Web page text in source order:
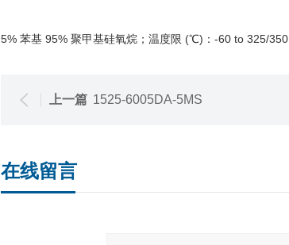
5% 苯基 95% 聚甲基硅氧烷；温度限 (℃)：-60 to 325/350
上一篇 1525-6005DA-5MS
在线留言